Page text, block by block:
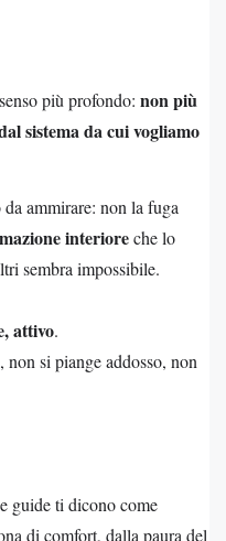
più profondo: non più
sistema da cui vogliamo
ammirare: non la fuga
interioreche lo
sembra impossibile.
attivo.
non si piange addosso, non
guide ti dicono come
di comfort, dalla paura del